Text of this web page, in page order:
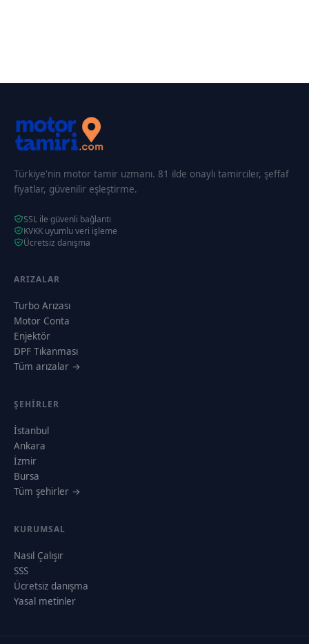
Türkiye'nin motor tamir uzmanı. 81 ilde onaylı tamirciler, şeffaf
fiyatlar, güvenilir eşleştirme.
SSL ile güvenli bağlantı
KVKK uyumlu veri işleme
Ücretsiz danışma
ARIZALAR
Turbo Arızası
Motor Conta
Enjektör
DPF Tıkanması
Tüm arızalar →
ŞEHIRLER
İstanbul
Ankara
İzmir
Bursa
Tüm şehirler →
KURUMSAL
Nasıl Çalışır
SSS
Ücretsiz danışma
Yasal metinler